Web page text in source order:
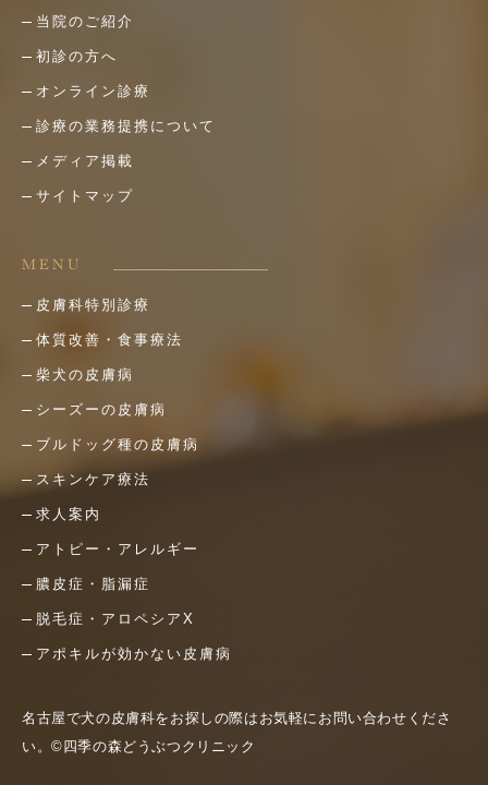
当院のご紹介
初診の方へ
オンライン診療
診療の業務提携について
メディア掲載
サイトマップ
MENU
皮膚科特別診療
体質改善・食事療法
柴犬の皮膚病
シーズーの皮膚病
ブルドッグ種の皮膚病
スキンケア療法
求人案内
アトピー・アレルギー
膿皮症・脂漏症
脱毛症・アロペシアX
アポキルが効かない皮膚病
名古屋で犬の皮膚科をお探しの際はお気軽にお問い合わせくださ
い。©四季の森どうぶつクリニック